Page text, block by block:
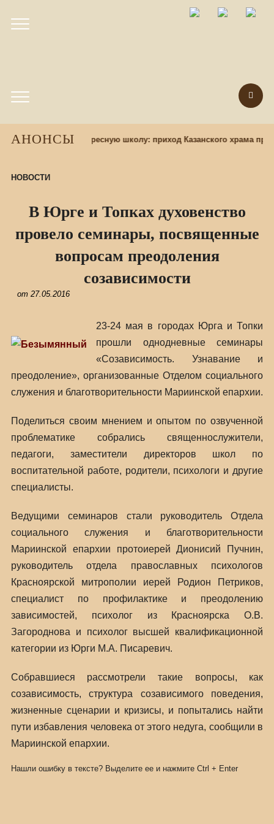
АНОНСЫ
учащихся в воскресную школу: приход Казанского храма
НОВОСТИ
В Юрге и Топках духовенство
провело семинары, посвященные
вопросам преодоления
созависимости
от 27.05.2016
23-24 мая в городах Юрга и Топки
прошли однодневные семинары
«Созависимость. Узнавание и
преодоление», организованные Отделом социального
служения и благотворительности Мариинской епархии.
Поделиться своим мнением и опытом по озвученной
проблематике собрались священнослужители,
педагоги, заместители директоров школ по
воспитательной работе, родители, психологи и другие
специалисты.
Ведущими семинаров стали руководитель Отдела
социального служения и благотворительности
Мариинской епархии протоиерей Дионисий Пучнин,
руководитель отдела православных психологов
Красноярской митрополии иерей Родион Петриков,
специалист по профилактике и преодолению
зависимостей, психолог из Красноярска О.В.
Загороднова и психолог высшей квалификационной
категории из Юрги М.А. Писаревич.
Собравшиеся рассмотрели такие вопросы, как
созависимость, структура созависимого поведения,
жизненные сценарии и кризисы, и попытались найти
пути избавления человека от этого недуга, сообщили в
Мариинской епархии.
Нашли ошибку в тексте? Выделите ее и нажмите Ctrl + Enter